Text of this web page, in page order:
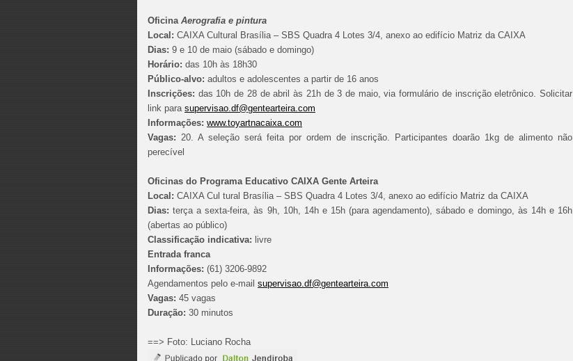
Oficina Aerografia e pintura
Local: CAIXA Cultural Brasília – SBS Quadra 4 Lotes 3/4, anexo ao edifício Matriz da CAIXA
Dias: 9 e 10 de maio (sábado e domingo)
Horário: das 10h às 18h30
Público-alvo: adultos e adolescentes a partir de 16 anos
Inscrições: das 10h de 28 de abril às 21h de 3 de maio, via formulário de inscrição eletrônico. Solicitar
link para supervisao.df@gentearteira.com
Informações: www.toyartnacaixa.com
Vagas: 20. A seleção será feita por ordem de inscrição. Participantes doarão 1kg de alimento não
perecível
Oficinas do Programa Educativo CAIXA Gente Arteira
Local: CAIXA Cul tural Brasília – SBS Quadra 4 Lotes 3/4, anexo ao edifício Matriz da CAIXA
Dias: terça a sexta-feira, às 9h, 10h, 14h e 15h (para agendamento), sábado e domingo, às 14h e 16h
(abertas ao público)
Classificação indicativa: livre
Entrada franca
Informações: (61) 3206-9892
Agendamentos pelo e-mail supervisao.df@gentearteira.com
Vagas: 45 vagas
Duração: 30 minutos
==> Foto: Luciano Rocha